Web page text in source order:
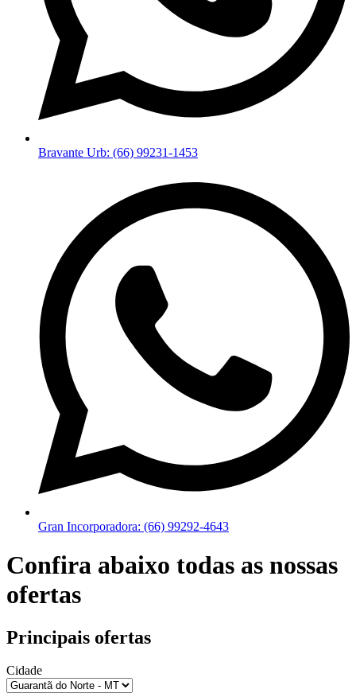
Bravante Urb: (66) 99231-1453
Gran Incorporadora: (66) 99292-4643
Confira abaixo todas as nossas
ofertas
Principais ofertas
Cidade